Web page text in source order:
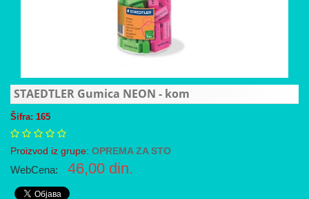
STAEDTLER Gumica NEON - kom
Šifra: 165
Proizvod iz grupe: OPREMA ZA STO
WebCena: 46,00 din.